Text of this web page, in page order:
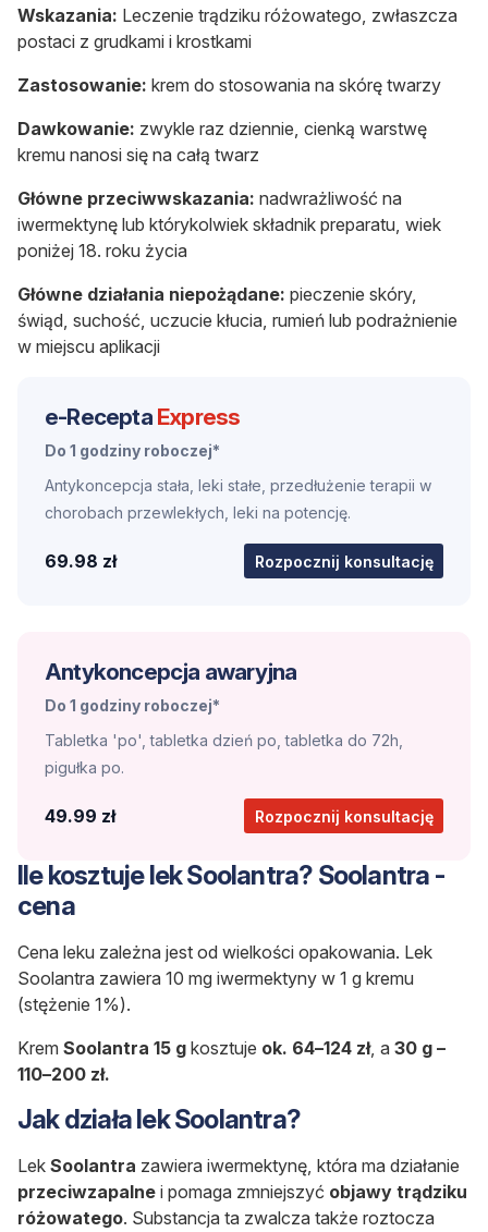
Wskazania: Leczenie trądziku różowatego, zwłaszcza
postaci z grudkami i krostkami
Zastosowanie: krem do stosowania na skórę twarzy
Dawkowanie: zwykle raz dziennie, cienką warstwę
kremu nanosi się na całą twarz
Główne przeciwwskazania: nadwrażliwość na
iwermektynę lub którykolwiek składnik preparatu, wiek
poniżej 18. roku życia
Główne działania niepożądane: pieczenie skóry,
świąd, suchość, uczucie kłucia, rumień lub podrażnienie
w miejscu aplikacji
e-Recepta Express
Do 1 godziny roboczej*
Antykoncepcja stała, leki stałe, przedłużenie terapii w
chorobach przewlekłych, leki na potencję.
69.98 zł Rozpocznij konsultację
Antykoncepcja awaryjna
Do 1 godziny roboczej*
Tabletka 'po', tabletka dzień po, tabletka do 72h,
pigułka po.
49.99 zł Rozpocznij konsultację
Ile kosztuje lek Soolantra? Soolantra -
cena
Cena leku zależna jest od wielkości opakowania. Lek
Soolantra zawiera 10 mg iwermektyny w 1 g kremu
(stężenie 1%).
Krem Soolantra 15 g kosztuje ok. 64–124 zł, a 30 g –
110–200 zł.
Jak działa lek Soolantra?
Lek Soolantra zawiera iwermektynę, która ma działanie
przeciwzapalne i pomaga zmniejszyć objawy trądziku
różowatego. Substancja ta zwalcza także roztocza